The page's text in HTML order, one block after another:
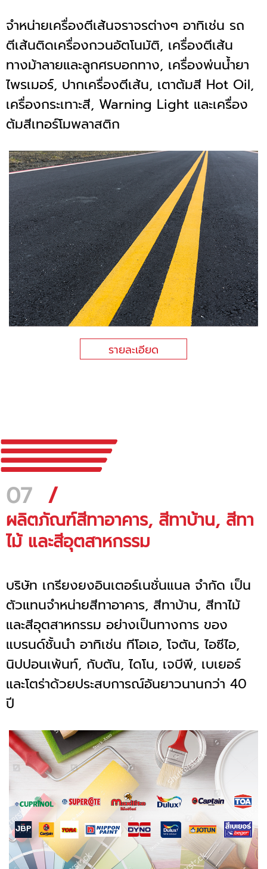
จำหน่ายเครื่องตีเส้นจราจรต่างๆ อาทิเช่น รถ
ตีเส้นติดเครื่องกวนอัตโนมัติ, เครื่องตีเส้น
ทางม้าลายและลูกศรบอกทาง, เครื่องพ่นน้ำยา
ไพรเมอร์, ปากเครื่องตีเส้น, เตาต้มสี Hot Oil,
เครื่องกระเทาะสี, Warning Light และเครื่อง
ต้มสีเทอร์โมพลาสติก
รายละเอียด
07 /
ผลิตภัณฑ์สีทาอาคาร, สีทาบ้าน, สีทา
ไม้ และสีอุตสาหกรรม
บริษัท เกรียงยงอินเตอร์เนชั่นแนล จำกัด เป็น
ตัวแทนจำหน่ายสีทาอาคาร, สีทาบ้าน, สีทาไม้
และสีอุตสาหกรรม อย่างเป็นทางการ ของ
แบรนด์ชั้นนำ อาทิเช่น ทีโอเอ, โจตัน, ไอซีไอ,
นิปปอนเพ้นท์, กับตัน, ไดโน, เจบีพี, เบเยอร์
และโตร่าด้วยประสบการณ์อันยาวนานกว่า 40
ปี